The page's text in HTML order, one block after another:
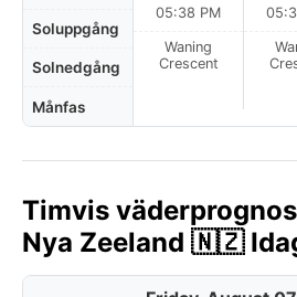
Soluppgång
Solnedgång
Månfas
05:38 PM
Waning
Crescent
Timvis
Nya Zeeland 🇳🇿